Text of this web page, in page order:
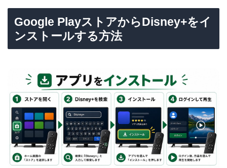
Google PlayストアからDisney+をイ
ンストールする方法